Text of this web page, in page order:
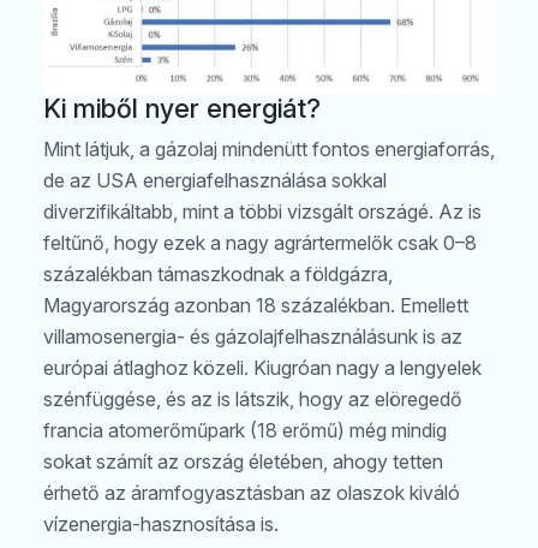
Ki miből nyer energiát?
Mint látjuk, a gázolaj mindenütt fontos energiaforrás,
de az USA energiafelhasználása sokkal
diverzifikáltabb, mint a többi vizsgált országé. Az is
feltűnő, hogy ezek a nagy agrártermelők csak 0–8
százalékban támaszkodnak a földgázra,
Magyarország azonban 18 százalékban. Emellett
villamosenergia- és gázolajfelhasználásunk is az
európai átlaghoz közeli. Kiugróan nagy a lengyelek
szénfüggése, és az is látszik, hogy az elöregedő
francia atomerőműpark (18 erőmű) még mindig
sokat számít az ország életében, ahogy tetten
érhető az áramfogyasztásban az olaszok kiváló
vízenergia-hasznosítása is.